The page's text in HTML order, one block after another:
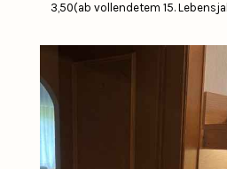
3,50(ab vollendetem 15.